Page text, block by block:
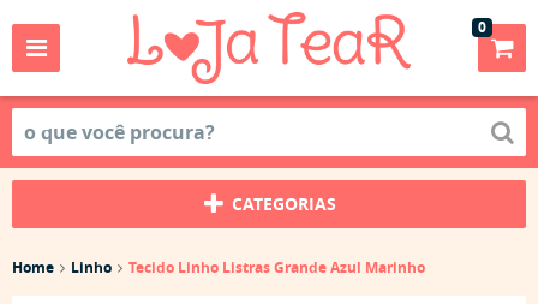
0
CATEGORIAS
Home Linho Tecido Linho Listras Grande Azul Marinho